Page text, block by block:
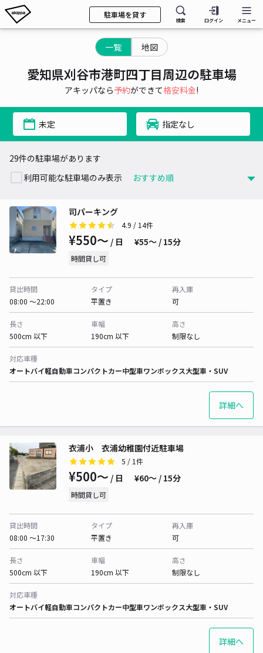
駐車場を貸す
検索 ログイン メニュー
一覧 地図
愛知県刈谷市港町四丁目周辺の駐車場
アキッパなら予約ができて格安料金!
未定 指定なし
29件の駐車場があります
利用可能な駐車場のみ表示
司パーキング
4.9 / 14件
¥550〜 / 日 ¥55〜 / 15分
時間貸し可
貸出時間
08:00 〜22:00
タイプ
平置き
再入庫
可
長さ
500cm 以下
車幅
190cm 以下
高さ
制限なし
対応車種
オートバイ軽自動車コンパクトカー中型車ワンボックス大型車・SUV
詳細へ
衣浦小 衣浦幼稚園付近駐車場
5 / 1件
¥500〜 / 日 ¥60〜 / 15分
時間貸し可
貸出時間
08:00 〜17:30
タイプ
平置き
再入庫
可
長さ
500cm 以下
車幅
190cm 以下
高さ
制限なし
対応車種
オートバイ軽自動車コンパクトカー中型車ワンボックス大型車・SUV
詳細へ